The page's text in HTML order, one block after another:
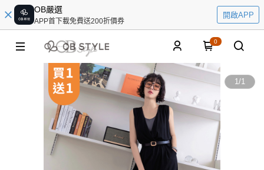
OB嚴選
APP首下載免費送200折價券
開啟APP
0
1/1